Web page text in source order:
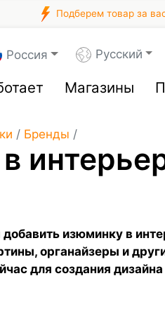
Подберем товар за
Россия Русский
Магазины
/ Бренды /
изюминку в
органайзеры и
для создания дизайна